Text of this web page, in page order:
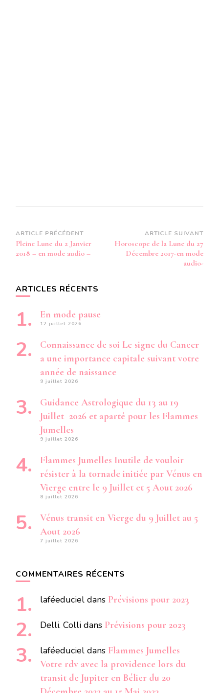
Navigation
d’article
ARTICLE PRÉCÉDENT
Pleine Lune du 2 Janvier
2018 – en mode audio –
ARTICLE SUIVANT
Horoscope de la Lune du 27
Décembre 2017-en mode
audio-
ARTICLES RÉCENTS
En mode pause
12 juillet 2026
Connaissance de soi Le signe du Cancer
a une importance capitale suivant votre
année de naissance
9 juillet 2026
Guidance Astrologique du 13 au 19
Juillet 2026 et aparté pour les Flammes
Jumelles
9 juillet 2026
Flammes Jumelles Inutile de vouloir
résister à la tornade initiée par Vénus en
Vierge entre le 9 Juillet et 5 Aout 2026
8 juillet 2026
Vénus transit en Vierge du 9 Juillet au 5
Aout 2026
7 juillet 2026
COMMENTAIRES RÉCENTS
laféeduciel dans Prévisions pour 2023
Delli. Colli dans Prévisions pour 2023
laféeduciel dans Flammes Jumelles
Votre rdv avec la providence lors du
transit de Jupiter en Bélier du 20